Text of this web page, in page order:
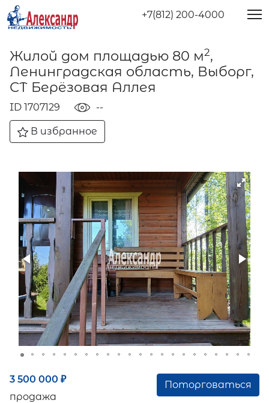
+7(812) 200-4000
Жилой дом площадью 80 м2,
Ленинградская область, Выборг,
СТ Берёзовая Аллея
ID 1707129 --
В избранное
3 500 000 ₽
продажа
Поторговаться